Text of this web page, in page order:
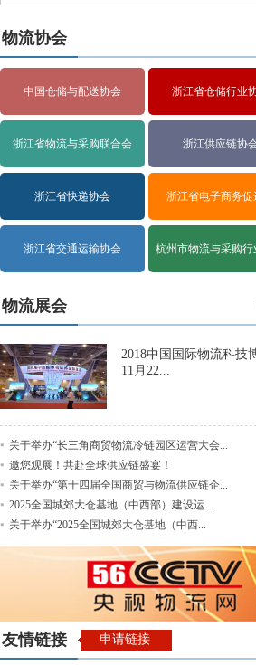
物流协会
中国仓储与配送协会 浙江省仓储行业
浙江省物流与采购联合会 浙江供应链协
浙江省快递协会 浙江省电子商务促
浙江省交通运输协会 杭州市物流与采购行
物流展会
2018中国国际物流科技
11月22...
关于举办“长三角商贸物流冷链园区运营大会...
邀您观展！共赴全球供应链盛宴！
关于举办“第十四届全国商贸与物流供应链企...
2025全国城郊大仓基地（中西部）建设运...
关于举办“2025全国城郊大仓基地（中西...
友情链接 申请链接